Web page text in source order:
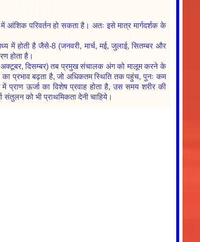
आंशिक परिवर्तन हो सकता है। अतः इसे मात्र मार्गदर्शक के
में होती है जैसे-8 (जनवरी, मार्च, मई, जुलाई, सितम्बर और
होता है।
दिसम्बर) तब प्रमुख संचालक अंग को मालूम करने के
प्रभाव बढ़ता है, जो अधिकतम स्थिति तक पहुंच, पुनः कम
ऊर्जा का विशेष प्रवाह होता है, उस समय शरीर की
को भी प्राथमिकता देनी चाहिये।